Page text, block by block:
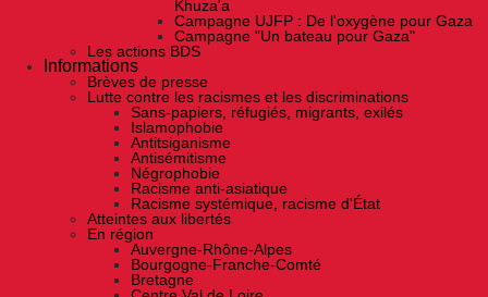
Khuza'a
Campagne UJFP : De l'oxygène pour Gaza
Campagne "Un bateau pour Gaza"
Les actions BDS
Informations
Brèves de presse
Lutte contre les racismes et les discriminations
Sans-papiers, réfugiés, migrants, exilés
Islamophobie
Antitsiganisme
Antisémitisme
Négrophobie
Racisme anti-asiatique
Racisme systémique, racisme d'État
Atteintes aux libertés
En région
Auvergne-Rhône-Alpes
Bourgogne-Franche-Comté
Bretagne